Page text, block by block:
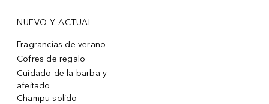
NUEVO Y ACTUAL
Fragrancias de verano
Cofres de regalo
Cuidado de la barba y
afeitado
Champu solido